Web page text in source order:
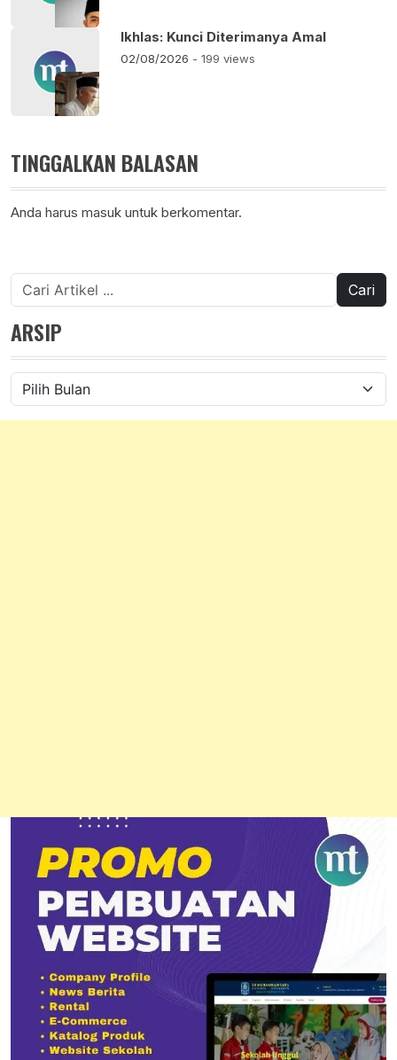
Ikhlas: Kunci Diterimanya Amal
02/08/2026 - 199 views
TINGGALKAN BALASAN
Anda harus masuk untuk berkomentar.
Cari
untuk:
ARSIP
Arsip